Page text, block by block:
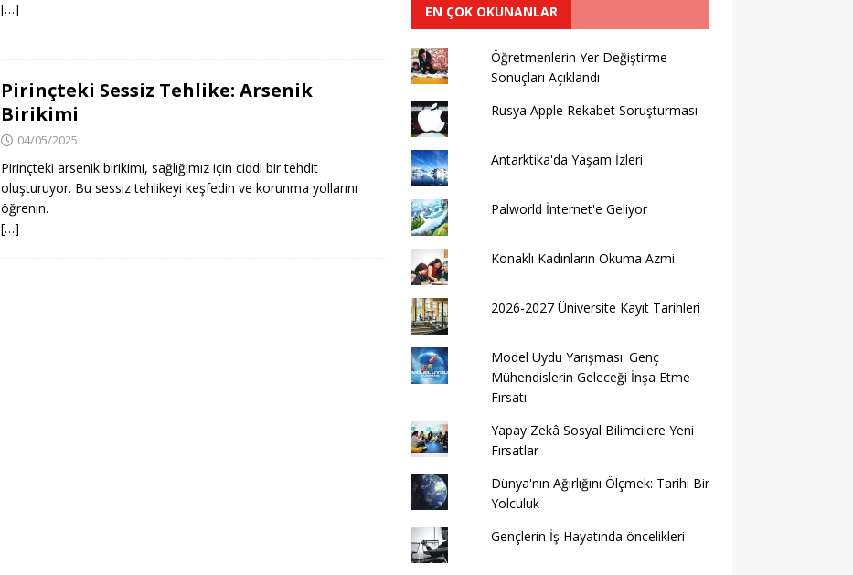
[…]
Pirinçteki Sessiz Tehlike: Arsenik
Birikimi
04/05/2025
Pirinçteki arsenik birikimi, sağlığımız için ciddi bir tehdit
oluşturuyor. Bu sessiz tehlikeyi keşfedin ve korunma yollarını
öğrenin.
[…]
EN ÇOK OKUNANLAR
Öğretmenlerin Yer Değiştirme
Sonuçları Açıklandı
Rusya Apple Rekabet Soruşturması
Antarktika'da Yaşam İzleri
Palworld İnternet'e Geliyor
Konaklı Kadınların Okuma Azmi
2026-2027 Üniversite Kayıt Tarihleri ​​
Model Uydu Yarışması: Genç
Mühendislerin Geleceği İnşa Etme
Fırsatı
Yapay Zekâ Sosyal Bilimcilere Yeni
Fırsatlar
Dünya'nın Ağırlığını Ölçmek: Tarihi Bir
Yolculuk
Gençlerin İş Hayatında öncelikleri